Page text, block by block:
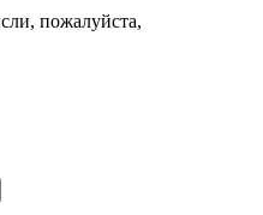
пожалуйста,